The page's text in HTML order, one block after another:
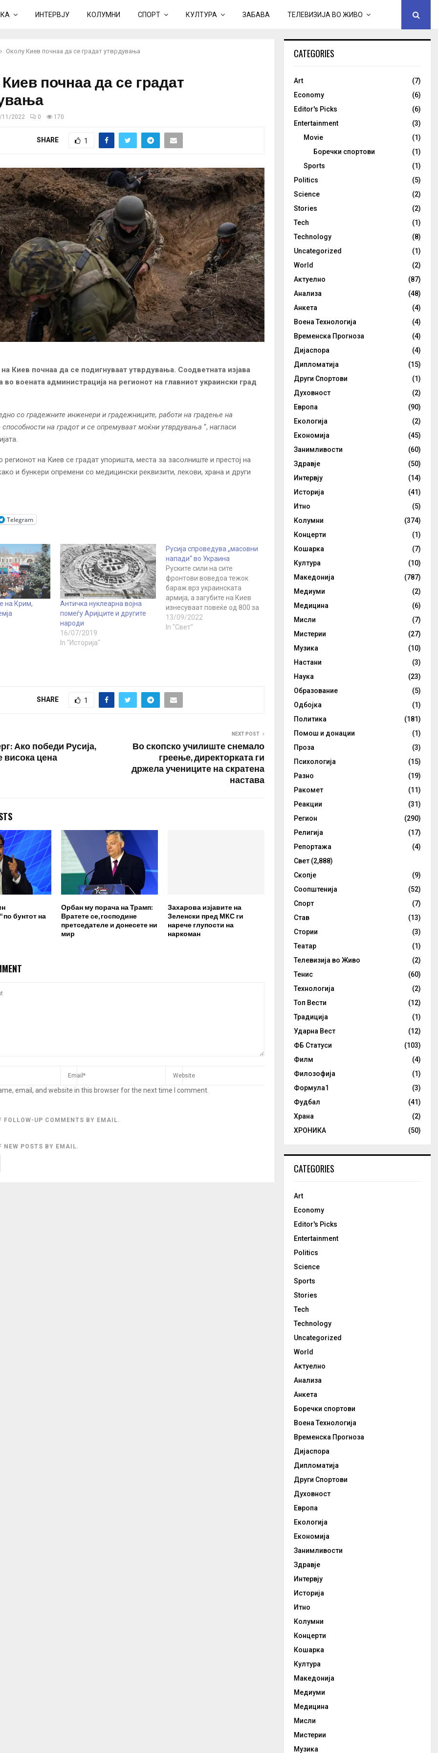
ИНТЕРВЈУ КОЛУМНИ СПОРТ КУЛТУРА ЗАБАВА ТЕЛЕВИЗИЈА ВО ЖИВО
Околу Киев почнаа да се градат утврдувања
почнаа да се градат
11/2022 0 170
SHARE 1
Киев почнаа да се подигнуваат утврдувања. Соодветната изјава
воената администрација на регионот на главниот украински град
со градежните инженери и градежниците, работи на градење на
способности на градот и се опремуваат моќни утврдувања “, нагласи
регионот на Киев се градат упоришта, места за засолниште и престој на
и бункери опремени со медицински реквизити, лекови, храна и други
Telegram
на Крим,
Античка нуклеарна војна
помеѓу Аријците и другите
народи
16/07/2019
In "Историја"
Русија спроведува „масовни
напади“ во Украина
Руските сили на сите
фронтови воведоа тежок
бараж врз украинската
армија, а загубите на Киев
изнесуваат повеќе од 800 за
еден ден, соопшти во
вторникот руското
оперативни области…
13/09/2022
In "Свет"
SHARE 1
Ако победи Русија,
висока цена
NEXT POST
Во скопско училиште снемало
греење, директорката ги
држела учениците на скратена
настава
по бунтот на
Орбан му порача на Трамп:
Вратете се, господине
претседателе и донесете ни
мир
Захарова изјавите на
Зеленски пред МКС ги
нарече глупости на
наркоман
email, and website in this browser for the next time I comment.
FOLLOW-UP COMMENTS BY EMAIL.
NEW POSTS BY EMAIL.
CATEGORIES
Art
(7)
Economy
(6)
Editor's Picks
(6)
Entertainment
(3)
Movie
(1)
Боречки спортови
(1)
Sports
(1)
Politics
(5)
Science
(2)
Stories
(2)
Tech
(1)
Technology
(8)
Uncategorized
(1)
World
(2)
Актуелно
(87)
Анализа
(48)
Анкета
(4)
Воена Технологија
(4)
Временска Прогноза
(4)
Дијаспора
(4)
Дипломатија
(15)
Други Спортови
(1)
Духовност
(2)
Европа
(90)
Екологија
(2)
Економија
(45)
Занимливости
(60)
Здравје
(50)
Интервју
(14)
Историја
(41)
Итно
(5)
Колумни
(374)
Концерти
(1)
Кошарка
(7)
Култура
(10)
Македонија
(787)
Медиуми
(2)
Медицина
(6)
Мисли
(7)
Мистерии
(27)
Музика
(10)
Настани
(3)
Наука
(23)
Образование
(5)
Одбојка
(1)
Политика
(181)
Помош и донации
(1)
Проза
(3)
Психологија
(15)
Разно
(19)
Ракомет
(11)
Реакции
(31)
Регион
(290)
Религија
(17)
Репортажа
(4)
Свет (2,888)
Скопје
(9)
Соопштенија
(52)
Спорт
(7)
Став
(13)
Стории
(3)
Театар
(1)
Телевизија во Живо
(2)
Тенис
(60)
Технологија
(2)
Топ Вести
(12)
Традиција
(1)
Ударна Вест
(12)
ФБ Статуси
(103)
Филм
(4)
Филозофија
(1)
Формула1
(3)
Фудбал
(41)
Храна
(2)
ХРОНИКА
(50)
CATEGORIES
Art
Economy
Editor's Picks
Entertainment
Politics
Science
Sports
Stories
Tech
Technology
Uncategorized
World
Актуелно
Анализа
Анкета
Боречки спортови
Воена Технологија
Временска Прогноза
Дијаспора
Дипломатија
Други Спортови
Духовност
Европа
Екологија
Економија
Занимливости
Здравје
Интервју
Историја
Итно
Колумни
Концерти
Кошарка
Култура
Македонија
Медиуми
Медицина
Мисли
Мистерии
Музика